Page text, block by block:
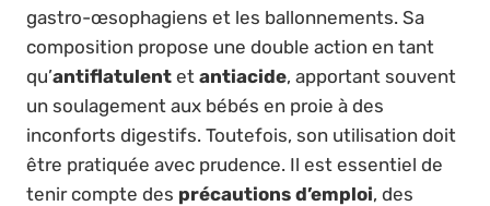
gastro-œsophagiens et les ballonnements. Sa
composition propose une double action en tant
qu’antiflatulent et antiacide, apportant souvent
un soulagement aux bébés en proie à des
inconforts digestifs. Toutefois, son utilisation doit
être pratiquée avec prudence. Il est essentiel de
tenir compte des précautions d’emploi, des